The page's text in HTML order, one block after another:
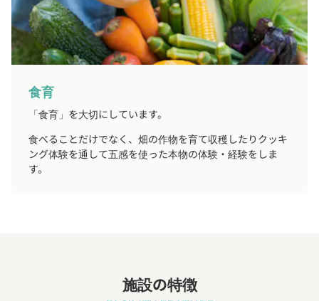
食育
「食育」を大切にしています。
食べることだけでなく、畑の作物を育て収穫したりクッキ
ング体験を通して五感を使った本物の体験・経験をしま
す。
施設の特徴